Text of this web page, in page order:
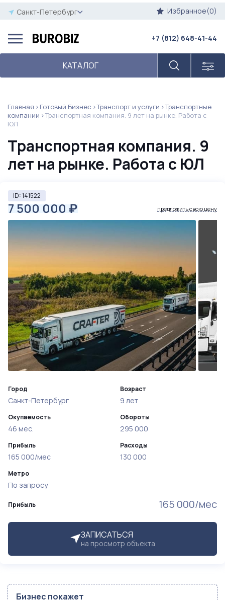
Санкт-Петербург Избранное(0)
КАТАЛОГ
+7 (812) 648-41-44
Главная Готовый Бизнес Транспорт и услуги
Транспортные
компании
Транспортная компания. 9 лет на рынке. Работа с
ЮЛ
Транспортная компания. 9
лет на рынке. Работа с ЮЛ
ID: 141522
7 500 000 ₽ предложить свою цену
Прибыль 165 000/мес
ЗАПИСАТЬСЯ
на просмотр объекта
Город
Санкт-Петербург
Окупаемость
46 мес.
Прибыль
165 000/мес
Возраст
9 лет
Обороты
295 000
Расходы
130 000
Метро
По запросу
Бизнес покажет